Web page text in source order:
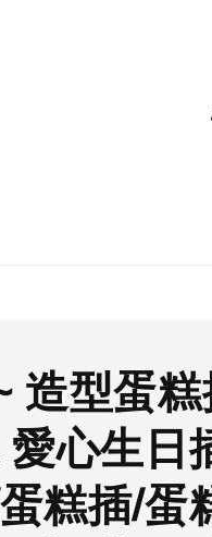
造型蛋糕
心生日
糕插/蛋